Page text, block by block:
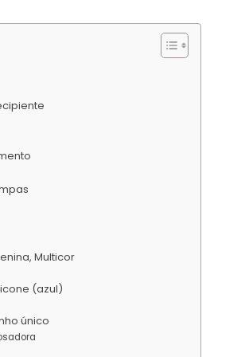
Multicor
(azul)
único